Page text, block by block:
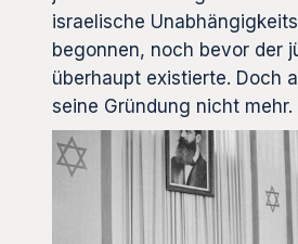
israelische
begonnen, noch bevor der
überhaupt existierte. Doch
seine Gründung nicht mehr.